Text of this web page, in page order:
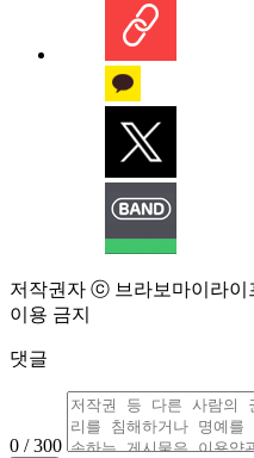
저작권자 ⓒ 브라보마이라이
이용 금지
댓글
0 / 300